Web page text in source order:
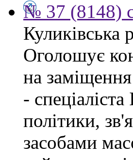
№ 37 (8148)
Куликівська
Оголошує
на
-
політики,
засобами